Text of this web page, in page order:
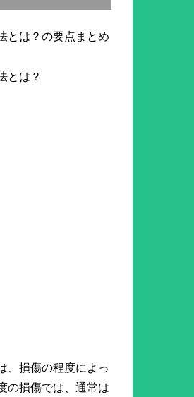
、損傷の程度によっ
の損傷では、通常は